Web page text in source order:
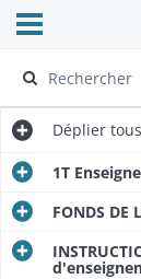
Ouvrir le menu
Déplier
1T
FONDS DE